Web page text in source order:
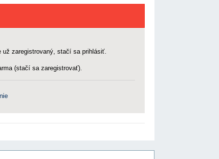
už zaregistrovaný, stačí sa prihlásiť.
(stačí sa zaregistrovať).